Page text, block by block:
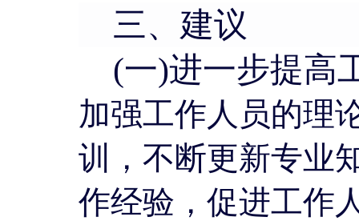
三、建议
(一)进一步提高
加强工作人员的理
训，不断更新专业
作经验，促进工作